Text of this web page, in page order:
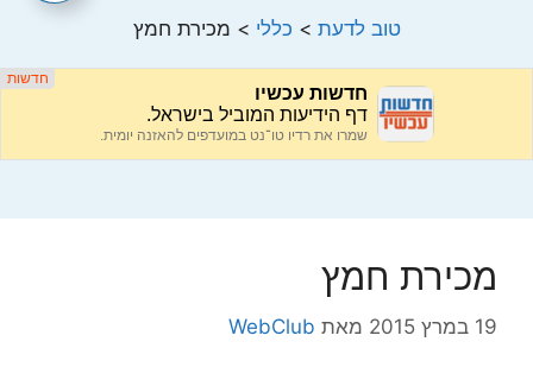
טוב לדעת > כללי > מכירת חמץ
מכירת חמץ
19 במרץ 2015 מאת WebClub